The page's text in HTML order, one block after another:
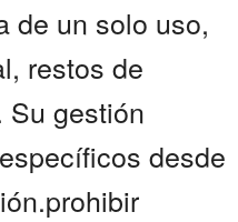
de un solo uso,
restos de
Su gestión
desde